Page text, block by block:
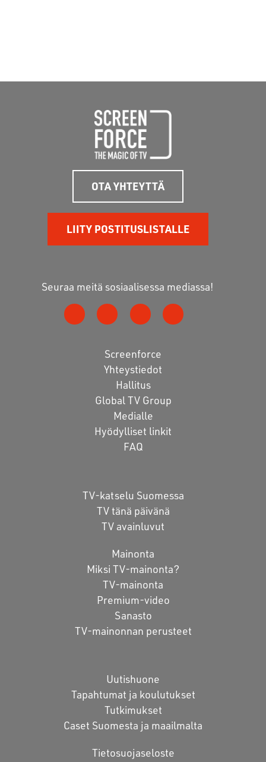
OTA YHTEYTTÄ
LIITY POSTITUSLISTALLE
Seuraa meitä sosiaalisessa mediassa!
Screenforce
Yhteystiedot
Hallitus
Global TV Group
Medialle
Hyödylliset linkit
FAQ
TV-katselu Suomessa
TV tänä päivänä
TV avainluvut
Mainonta
Miksi TV-mainonta?
TV-mainonta
Premium-video
Sanasto
TV-mainonnan perusteet
Uutishuone
Tapahtumat ja koulutukset
Tutkimukset
Caset Suomesta ja maailmalta
Tietosuojaseloste